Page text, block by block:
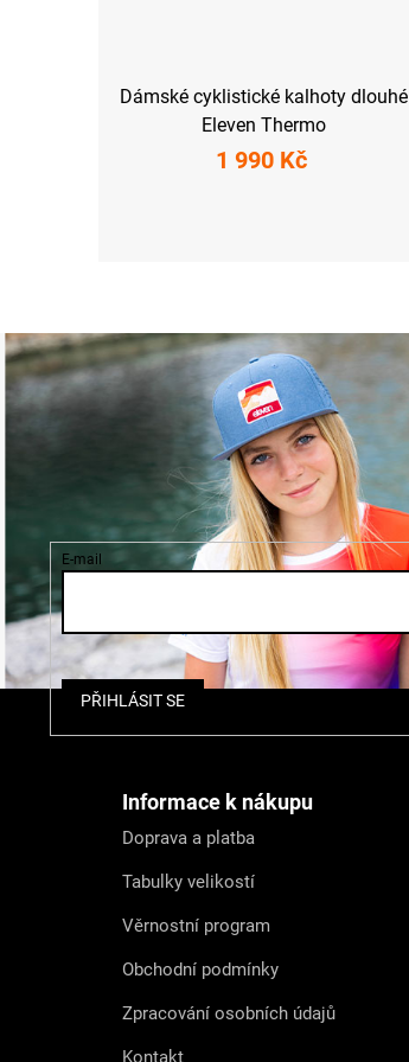
Dámské cyklistické kalhoty dlouhé
Eleven Thermo
1 990 Kč
E-mail
PŘIHLÁSIT SE
Informace k nákupu
Doprava a platba
Tabulky velikostí
Věrnostní program
Obchodní podmínky
Zpracování osobních údajů
Kontakt